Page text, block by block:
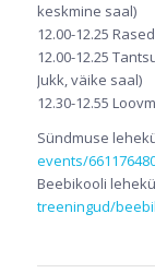
keskmine saal)
12.00-12.25
12.00-12.25
Jukk, väike saal)
12.30-12.55
Sündmuse
events/
Beebikooli
treeningud/